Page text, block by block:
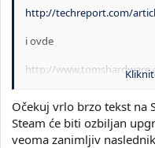
http://techreport.com/
i ovde
http://
Piledriver-Kaveri-
Očekuj vrlo brzo tekst na
Steam će biti ozbiljan
veoma zanimljiv